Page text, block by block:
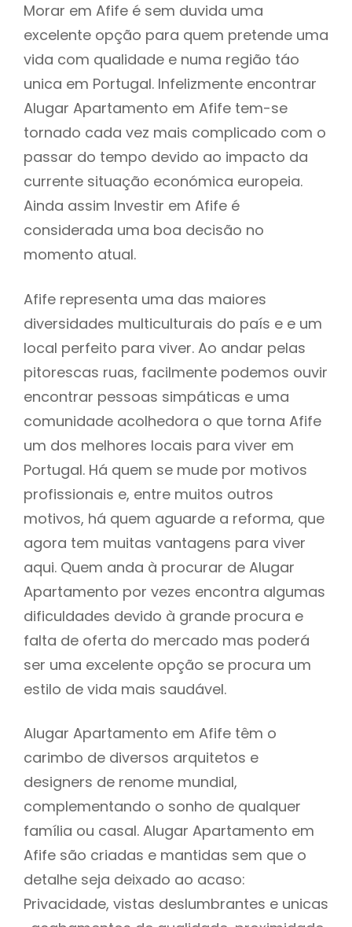
Morar em Afife é sem duvida uma
excelente opção para quem pretende uma
vida com qualidade e numa região táo
unica em Portugal. Infelizmente encontrar
Alugar Apartamento em Afife tem-se
tornado cada vez mais complicado com o
passar do tempo devido ao impacto da
currente situação económica europeia.
Ainda assim Investir em Afife é
considerada uma boa decisão no
momento atual.
Afife representa uma das maiores
diversidades multiculturais do país e e um
local perfeito para viver. Ao andar pelas
pitorescas ruas, facilmente podemos ouvir
encontrar pessoas simpáticas e uma
comunidade acolhedora o que torna Afife
um dos melhores locais para viver em
Portugal. Há quem se mude por motivos
profissionais e, entre muitos outros
motivos, há quem aguarde a reforma, que
agora tem muitas vantagens para viver
aqui. Quem anda à procurar de Alugar
Apartamento por vezes encontra algumas
dificuldades devido à grande procura e
falta de oferta do mercado mas poderá
ser uma excelente opção se procura um
estilo de vida mais saudável.
Alugar Apartamento em Afife têm o
carimbo de diversos arquitetos e
designers de renome mundial,
complementando o sonho de qualquer
família ou casal. Alugar Apartamento em
Afife são criadas e mantidas sem que o
detalhe seja deixado ao acaso:
Privacidade, vistas deslumbrantes e unicas